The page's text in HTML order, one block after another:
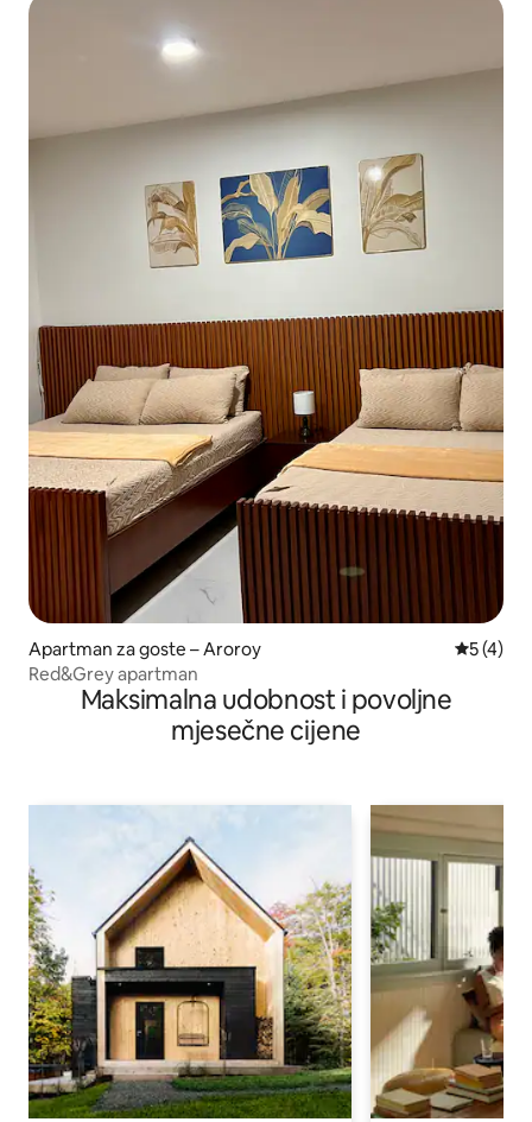
Apartman za goste – Aroroy
5 (4)
Red&Grey apartman
Maksimalna udobnost i povoljne
mjesečne cijene